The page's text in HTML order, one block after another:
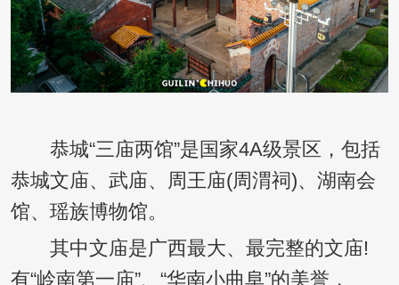
恭城“三庙两馆”是国家4A级景区，包括
恭城文庙、武庙、周王庙(周渭祠)、湖南会
馆、瑶族博物馆。
其中文庙是广西最大、最完整的文庙!
有“岭南第一庙”、“华南小曲阜”的美誉，